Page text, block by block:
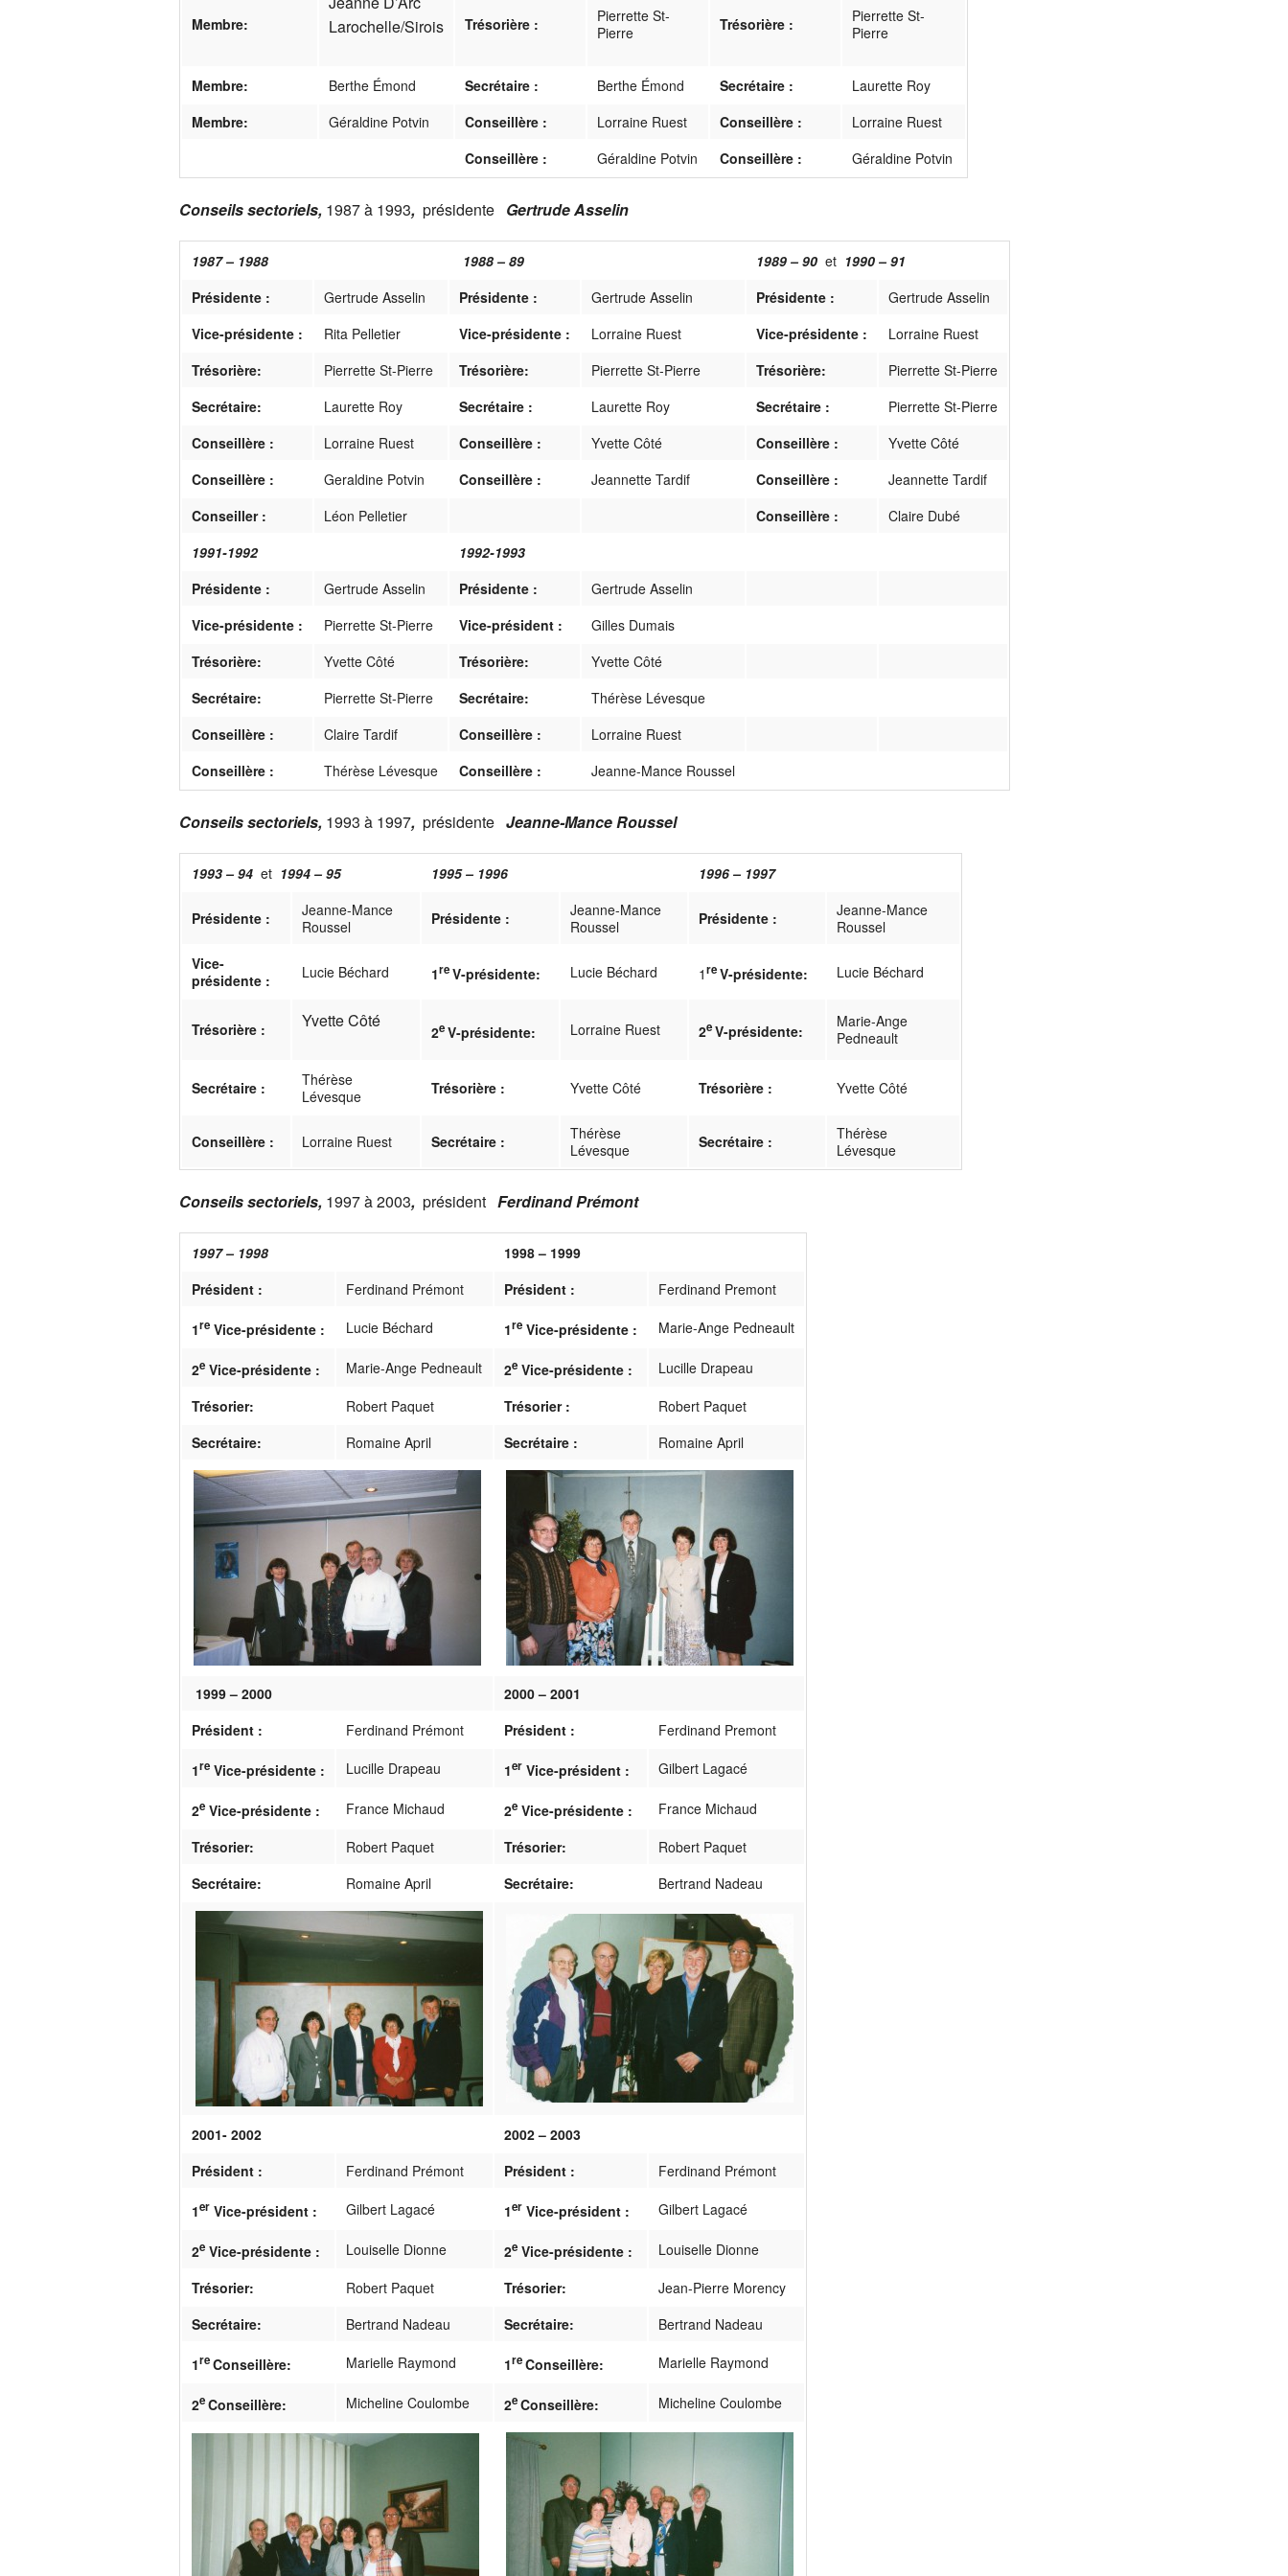
Membre:
Larochelle/Sirois
Trésorière :
Pierrette St-
Pierre
Trésorière :
Pierrette St-
Pierre
Membre: Berthe Émond Secrétaire : Berthe Émond Secrétaire :
Laurette Roy
Membre:
Géraldine Potvin Conseillère : Lorraine Ruest Conseillère :
Lorraine Ruest
Conseillère :
Géraldine Potvin Conseillère : Géraldine Potvin
Conseils sectoriels, 1987 à 1993, présidente Gertrude Asselin
1987 – 1988 1988 – 89 1989 – 90 et 1990 – 91
Présidente :
Gertrude Asselin Présidente : Gertrude Asselin Présidente :
Gertrude Asselin
Vice-présidente :
Rita Pelletier Vice-présidente : Lorraine Ruest Vice-présidente :
Lorraine Ruest
Trésorière:
Pierrette St-Pierre Trésorière: Pierrette St-Pierre Trésorière:
Pierrette St-Pierre
Secrétaire:
Laurette Roy Secrétaire : Laurette Roy Secrétaire :
Pierrette St-Pierre
Conseillère :
Lorraine Ruest Conseillère : Yvette Côté Conseillère :
Yvette Côté
Conseillère :
Geraldine Potvin Conseillère : Jeannette Tardif Conseillère :
Jeannette Tardif
Conseiller :
Léon Pelletier Conseillère :
Claire Dubé
1991-1992
1992-1993
Présidente :
Gertrude Asselin Présidente :
Gertrude Asselin
Vice-présidente :
Pierrette St-Pierre Vice-président :
Gilles Dumais
Trésorière:
Yvette Côté Trésorière:
Yvette Côté
Secrétaire:
Pierrette St-Pierre Secrétaire:
Thérèse Lévesque
Conseillère :
Claire Tardif Conseillère :
Lorraine Ruest
Conseillère :
Thérèse Lévesque Conseillère : Jeanne-Mance Roussel
Conseils sectoriels, 1993 à 1997, présidente Jeanne-Mance Roussel
1993 – 94 et 1994 – 95 1995 – 1996 1996 – 1997
Présidente :
Jeanne-Mance
Roussel
Présidente :
Jeanne-Mance
Roussel
Présidente :
Jeanne-Mance
Roussel
Vice-
présidente :
Lucie Béchard 1reV-présidente: Lucie Béchard 1reV-présidente: Lucie Béchard
Trésorière : Yvette Côté
2eV-présidente: Lorraine Ruest 2eV-présidente:
Marie-Ange
Pedneault
Secrétaire :
Thérèse
Lévesque
Trésorière : Yvette Côté Trésorière : Yvette Côté
Conseillère : Lorraine Ruest Secrétaire :
Thérèse
Lévesque
Secrétaire :
Thérèse
Lévesque
Conseils sectoriels, 1997 à 2003, président Ferdinand Prémont
1997 – 1998
1998 – 1999
Président :
Ferdinand Prémont Président : Ferdinand Premont
1re Vice-présidente : Lucie Béchard 1re Vice-présidente : Marie-Ange Pedneault
2e Vice-présidente : Marie-Ange Pedneault 2e Vice-présidente :
Lucille Drapeau
Trésorier:
Robert Paquet Trésorier :
Robert Paquet
Secrétaire:
Romaine April Secrétaire : Romaine April
1999 – 2000
2000 – 2001
Président :
Ferdinand Prémont Président : Ferdinand Premont
1re Vice-présidente : Lucille Drapeau 1er Vice-président : Gilbert Lagacé
2e Vice-présidente : France Michaud 2e Vice-présidente :
France Michaud
Trésorier:
Robert Paquet Trésorier:
Robert Paquet
Secrétaire:
Romaine April Secrétaire: Bertrand Nadeau
2001- 2002
2002 – 2003
Président :
Ferdinand Prémont Président : Ferdinand Prémont
1er Vice-président : Gilbert Lagacé 1er Vice-président : Gilbert Lagacé
2e Vice-présidente : Louiselle Dionne 2e Vice-présidente :
Louiselle Dionne
Trésorier:
Robert Paquet Trésorier:
Jean-Pierre Morency
Secrétaire:
Bertrand Nadeau Secrétaire: Bertrand Nadeau
1reConseillère: Marielle Raymond 1reConseillère: Marielle Raymond
2eConseillère: Micheline Coulombe 2eConseillère: Micheline Coulombe